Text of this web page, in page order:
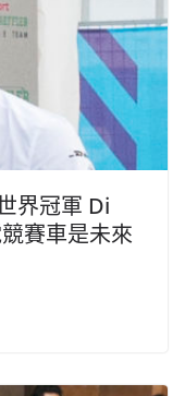
界冠軍 Di
賽車是未來